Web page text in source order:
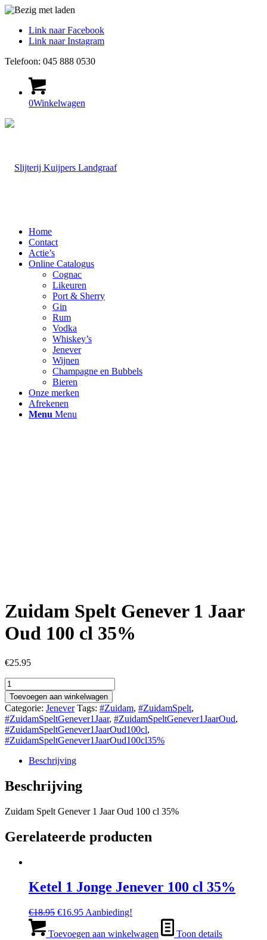
Link naar Facebook
Link naar Instagram
Telefoon: 045 888 0530
0Winkelwagen
Home
Contact
Actie’s
Online Catalogus
Cognac
Likeuren
Port & Sherry
Gin
Rum
Vodka
Whiskey’s
Jenever
Wijnen
Champagne en Bubbels
Bieren
Onze merken
Afrekenen
Menu Menu
Zuidam Spelt Genever 1 Jaar
Oud 100 cl 35%
€25.95
Zuidam
Spelt
Genever
1
Jaar
Oud
100
aantal
Toevoegen aan winkelwagen
Categorie: Jenever Tags: #Zuidam, #ZuidamSpelt,
#ZuidamSpeltGenever1Jaar, #ZuidamSpeltGenever1JaarOud,
#ZuidamSpeltGenever1JaarOud100cl,
#ZuidamSpeltGenever1JaarOud100cl35%
Beschrijving
Beschrijving
Zuidam Spelt Genever 1 Jaar Oud 100 cl 35%
Gerelateerde producten
Ketel 1 Jonge Jenever 100 cl 35%
€18.95 Oorspronkelijke
was:
€16.95Huidige
is:
Aanbieding!
Toevoegen aan winkelwagen Toon details